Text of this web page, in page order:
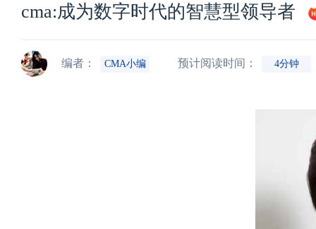
cma:成为数字时代的智慧型领导者
编者： CMA小编 预计阅读时间： 4分钟